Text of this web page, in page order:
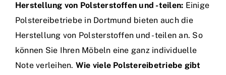
Herstellung von Polsterstoffen und -teilen: Einige
Polstereibetriebe in Dortmund bieten auch die
Herstellung von Polsterstoffen und -teilen an. So
können Sie Ihren Möbeln eine ganz individuelle
Note verleihen. Wie viele Polstereibetriebe gibt